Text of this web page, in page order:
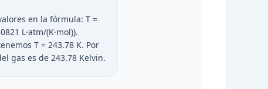
en la fórmula: T =
L·atm/(K·mol)).
T = 243.78 K. Por
gas es de 243.78 Kelvin.